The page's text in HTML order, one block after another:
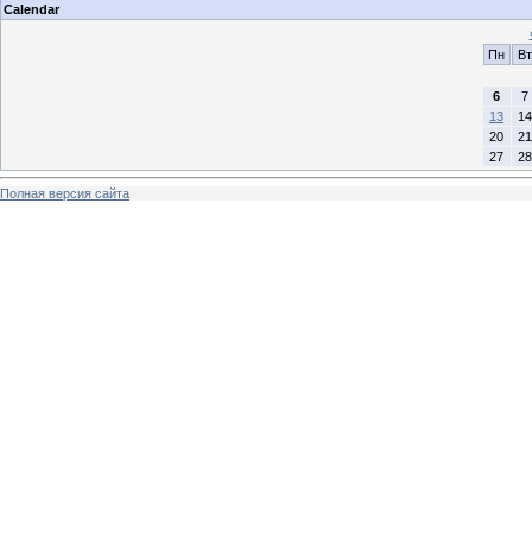
Calendar
Пн
Вт
6
7
13
14
20
21
27
28
Полная версия сайта